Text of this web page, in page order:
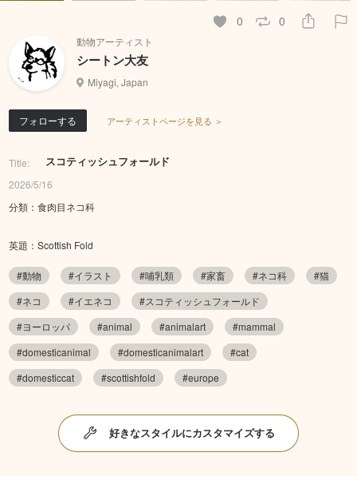
0 0
動物アーティスト
シートン大友
Miyagi, Japan
フォローする アーティストページを見る ＞
Title: スコティッシュフォールド
2026/5/16
分類：食肉目ネコ科
英題：Scottish Fold
#動物 #イラスト #哺乳類 #家畜 #ネコ科
#猫
#ネコ
#イエネコ
#スコティッシュフォールド
#ヨーロッパ
#animal #animalart
#mammal
#domesticanimal
#domesticanimalart
#cat
#domesticcat
#scottishfold #europe
好きなスタイルにカスタマイズする